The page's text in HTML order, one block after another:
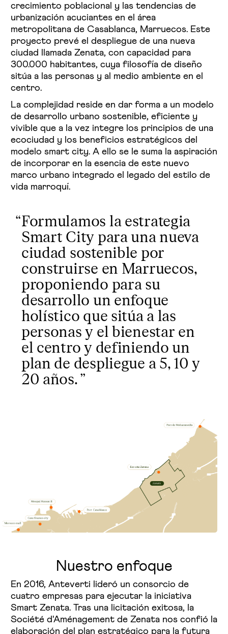
crecimiento poblacional y las tendencias de
urbanización acuciantes en el área
metropolitana de Casablanca, Marruecos. Este
proyecto prevé el despliegue de una nueva
ciudad llamada Zenata, con capacidad para
300.000 habitantes, cuya filosofía de diseño
sitúa a las personas y al medio ambiente en el
centro.
La complejidad reside en dar forma a un modelo
de desarrollo urbano sostenible, eficiente y
vivible que a la vez integre los principios de una
ecociudad y los beneficios estratégicos del
modelo smart city. A ello se le suma la aspiración
de incorporar en la esencia de este nuevo
marco urbano integrado el legado del estilo de
vida marroquí.
Formulamos la estrategia
Smart City para una nueva
ciudad sostenible por
construirse en Marruecos,
proponiendo para su
desarrollo un enfoque
holístico que sitúa a las
personas y el bienestar en
el centro y definiendo un
plan de despliegue a 5, 10 y
20 años.
Nuestro enfoque
En 2016, Anteverti lideró un consorcio de
cuatro empresas para ejecutar la iniciativa
Smart Zenata. Tras una licitación exitosa, la
Société d'Aménagement de Zenata nos confió la
elaboración del plan estratégico para la futura